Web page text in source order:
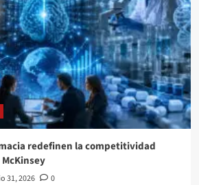
redefinen la competitividad
31, 2026 0